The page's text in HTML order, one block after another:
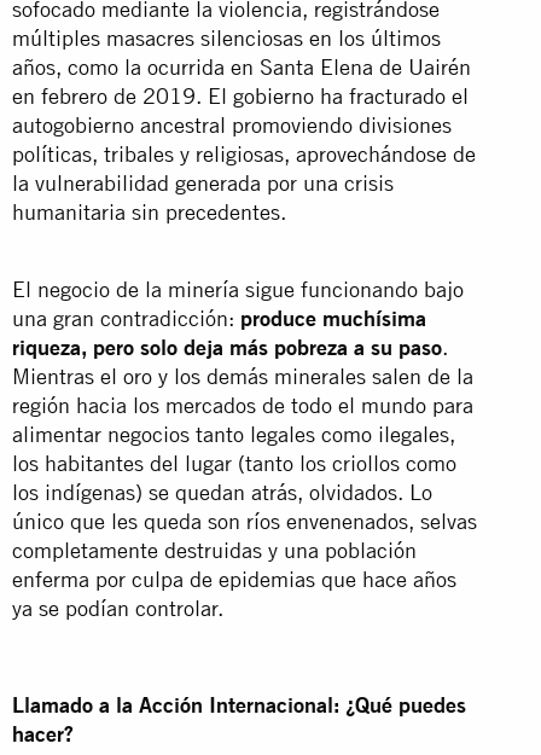
sofocado mediante la violencia, registrándose
múltiples masacres silenciosas en los últimos
años, como la ocurrida en Santa Elena de Uairén
en febrero de 2019. El gobierno ha fracturado el
autogobierno ancestral promoviendo divisiones
políticas, tribales y religiosas, aprovechándose de
la vulnerabilidad generada por una crisis
humanitaria sin precedentes.
El negocio de la minería sigue funcionando bajo
una gran contradicción: produce muchísima
riqueza, pero solo deja más pobreza a su paso.
Mientras el oro y los demás minerales salen de la
región hacia los mercados de todo el mundo para
alimentar negocios tanto legales como ilegales,
los habitantes del lugar (tanto los criollos como
los indígenas) se quedan atrás, olvidados. Lo
único que les queda son ríos envenenados, selvas
completamente destruidas y una población
enferma por culpa de epidemias que hace años
ya se podían controlar.
Llamado a la Acción Internacional: ¿Qué puedes
hacer?